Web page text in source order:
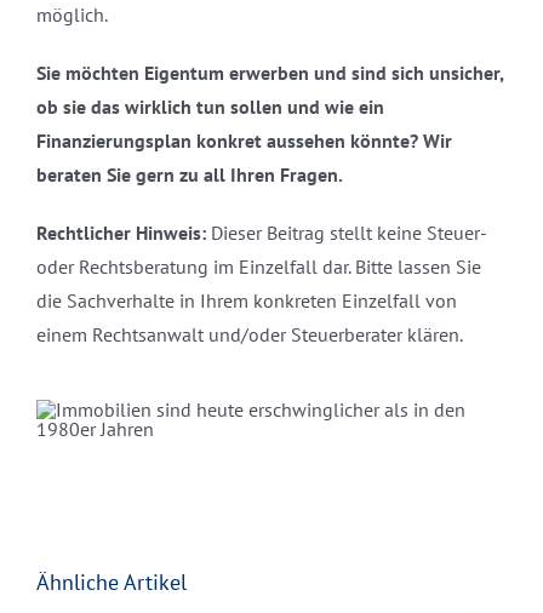
möglich.
Sie möchten Eigentum erwerben und sind sich unsicher,
ob sie das wirklich tun sollen und wie ein
Finanzierungsplan konkret aussehen könnte? Wir
beraten Sie gern zu all Ihren Fragen.
Rechtlicher Hinweis: Dieser Beitrag stellt keine Steuer-
oder Rechtsberatung im Einzelfall dar. Bitte lassen Sie
die Sachverhalte in Ihrem konkreten Einzelfall von
einem Rechtsanwalt und/oder Steuerberater klären.
Ähnliche Artikel
Bauen oder